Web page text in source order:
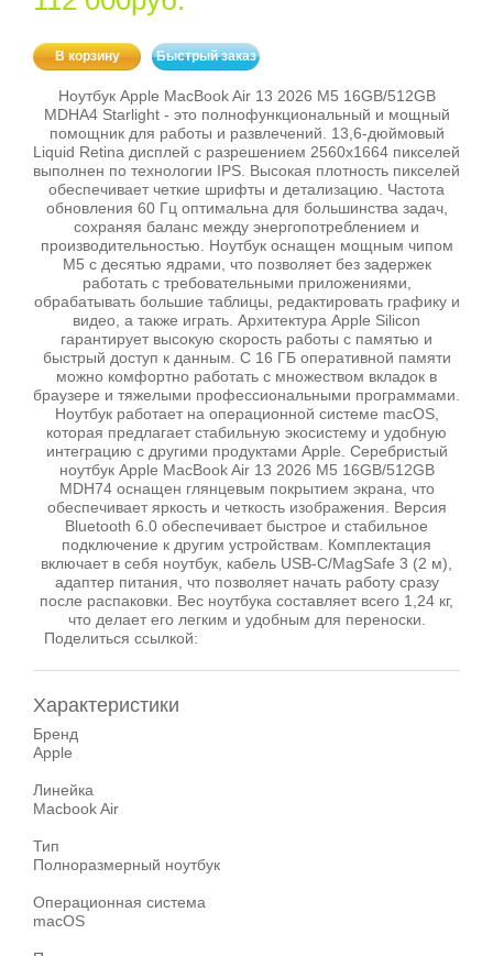
В корзину Быстрый заказ
Ноутбук Apple MacBook Air 13 2026 M5 16GB/512GB
MDHA4 Starlight - это полнофункциональный и мощный
помощник для работы и развлечений. 13,6-дюймовый
Liquid Retina дисплей с разрешением 2560x1664 пикселей
выполнен по технологии IPS. Высокая плотность пикселей
обеспечивает четкие шрифты и детализацию. Частота
обновления 60 Гц оптимальна для большинства задач,
сохраняя баланс между энергопотреблением и
производительностью. Ноутбук оснащен мощным чипом
M5 с десятью ядрами, что позволяет без задержек
работать с требовательными приложениями,
обрабатывать большие таблицы, редактировать графику и
видео, а также играть. Архитектура Apple Silicon
гарантирует высокую скорость работы с памятью и
быстрый доступ к данным. С 16 ГБ оперативной памяти
можно комфортно работать с множеством вкладок в
браузере и тяжелыми профессиональными программами.
Ноутбук работает на операционной системе macOS,
которая предлагает стабильную экосистему и удобную
интеграцию с другими продуктами Apple. Серебристый
ноутбук Apple MacBook Air 13 2026 M5 16GB/512GB
MDH74 оснащен глянцевым покрытием экрана, что
обеспечивает яркость и четкость изображения. Версия
Bluetooth 6.0 обеспечивает быстрое и стабильное
подключение к другим устройствам. Комплектация
включает в себя ноутбук, кабель USB-C/MagSafe 3 (2 м),
адаптер питания, что позволяет начать работу сразу
после распаковки. Вес ноутбука составляет всего 1,24 кг,
что делает его легким и удобным для переноски.
Поделиться ссылкой:
Характеристики
Бренд
Apple
Линейка
Macbook Air
Тип
Полноразмерный ноутбук
Операционная система
macOS